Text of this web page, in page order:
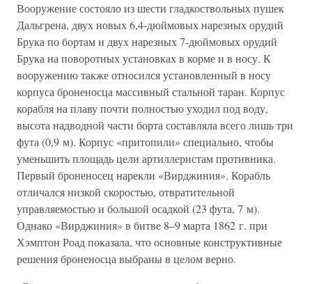
Вооружение состояло из шести гладкоствольных пушек
Дальгрена, двух новых 6,4-дюймовых нарезных орудий
Брука по бортам и двух нарезных 7-дюймовых орудий
Брука на поворотных установках в корме и в носу. К
вооружению также относился установленный в носу
корпуса броненосца массивный стальной таран. Корпус
корабля на плаву почти полностью уходил под воду,
высота надводной части борта составляла всего лишь три
фута (0,9 м). Корпус «притопили» специально, чтобы
уменьшить площадь цели артиллеристам противника.
Первый броненосец нарекли «Вирджиния». Корабль
отличался низкой скоростью, отвратительной
управляемостью и большой осадкой (23 фута, 7 м).
Однако «Вирджиния» в битве 8–9 марта 1862 г. при
Хэмптон Роад показала, что основные конструктивные
решения броненосца выбраны в целом верно.